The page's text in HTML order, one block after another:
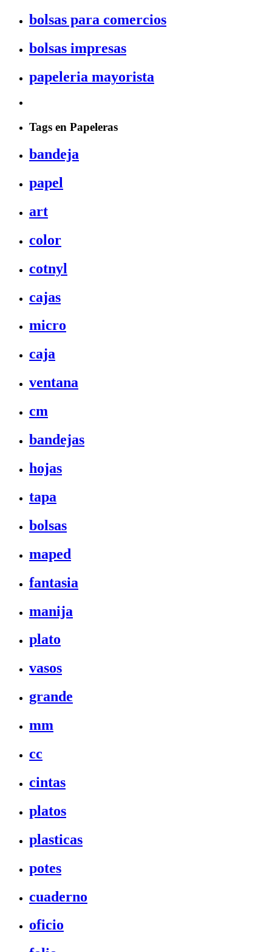
bolsas para comercios
bolsas impresas
papeleria mayorista
Tags en Papeleras
bandeja
papel
art
color
cotnyl
cajas
micro
caja
ventana
cm
bandejas
hojas
tapa
bolsas
maped
fantasia
manija
plato
vasos
grande
mm
cc
cintas
platos
plasticas
potes
cuaderno
oficio